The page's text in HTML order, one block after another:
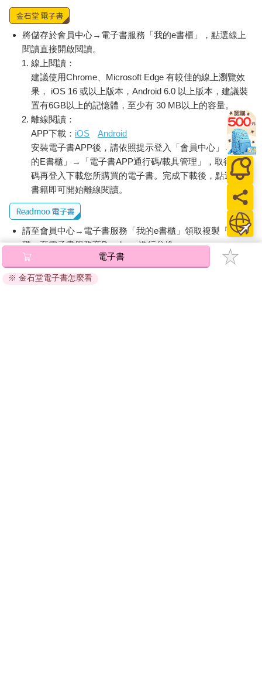
將儲存於會員中心→電子書服務「我的e書櫃」，點選線上
閱讀直接開啟閱讀。
線上閱讀：
建議使用Chrome、Microsoft Edge 有較佳的線上瀏覽效
果， iOS 16 或以上版本，Android 6.0 以上版本，建議裝
置有6GB以上的記憶體，至少有 30 MB以上的容量。
離線閱讀：
APP下載： iOS
Android
安裝電子書APP後，請依照提示登入「會員中心」→「我
的E書櫃」→「電子書APP通行碼/載具管理」，取得通行
碼再登入下載您所購買的電子書。完成下載後，點選任一
書籍即可開始離線閱讀。
請至會員中心→電子書服務「我的e書櫃」領取複製『兌換
碼』至電子書服務商Readmoo進行兌換。
退換貨須知：
因版權保護，您在金石堂所購買的電子書僅能以金石堂專屬
電子書
※ 金石堂電子書怎麼看